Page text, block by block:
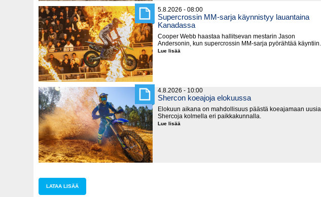
5.8.2026 - 08:00
Supercrossin MM-sarja käynnistyy lauantaina
Kanadassa
Cooper Webb haastaa hallitsevan mestarin Jason
Andersonin, kun supercrossin MM-sarja pyörähtää käyntiin.
Lue lisää
4.8.2026 - 10:00
Shercon koeajoja elokuussa
Elokuun aikana on mahdollisuus päästä koeajamaan uusia
Shercoja kolmella eri paikkakunnalla.
Lue lisää
LATAA LISÄÄ